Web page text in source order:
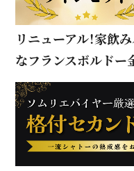
リニューアル！家飲
なフランスボルドー